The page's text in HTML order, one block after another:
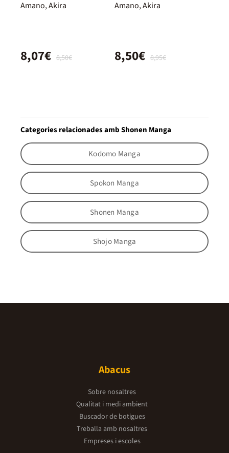
Amano, Akira
8,50€
8,07€
Amano, Akira
8,95€
8,50€
Categories relacionades amb Shonen Manga
Kodomo Manga
Spokon Manga
Shonen Manga
Shojo Manga
Abacus
Sobre nosaltres
Qualitat i medi ambient
Buscador de botigues
Treballa amb nosaltres
Empreses i escoles